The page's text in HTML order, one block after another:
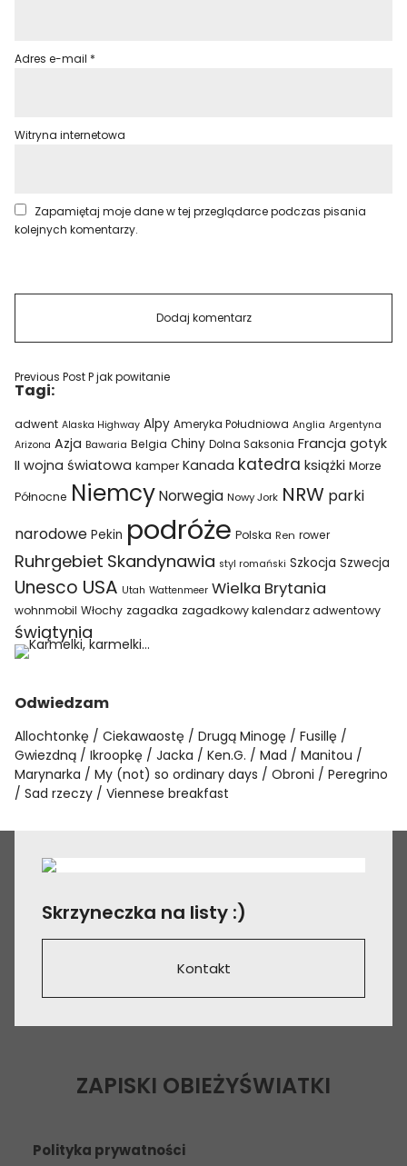
Adres e-mail *
Witryna internetowa
Zapamiętaj moje dane w tej przeglądarce podczas pisania
kolejnych komentarzy.
Previous PostP jak powitanie
Tagi:
adwent Alaska Highway Alpy Ameryka Południowa Anglia Argentyna
Arizona Azja Bawaria Belgia Chiny Dolna Saksonia Francja gotyk
II wojna światowa kamper Kanada katedra książki Morze
Północne Niemcy Norwegia Nowy Jork NRW parki
narodowe Pekin podróże Polska Ren rower
Ruhrgebiet Skandynawia styl romański Szkocja Szwecja
Unesco USA Utah Wattenmeer Wielka Brytania
wohnmobil Włochy zagadka zagadkowy kalendarz adwentowy
świątynia
Odwiedzam
Allochtonkę Ciekawaostę Drugą Minogę
Fusillę
Gwiezdną
Ikroopkę Jacka Ken.G. Mad
Manitou
Marynarka
My (not) so ordinary days Obroni
Peregrino
Sad rzeczy
Viennese breakfast
Skrzyneczka na listy :)
Kontakt
ZAPISKI OBIEŻYŚWIATKI
Polityka prywatności